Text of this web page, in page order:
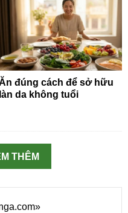
đúng cách để sở hữu
làn da không tuổi
THÊM